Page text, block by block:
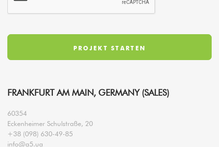
FRANKFURT AM MAIN, GERMANY (SALES)
60354
Eckenheimer Schulstraße, 20
+38 (098) 630-49-85
info@a5.ua